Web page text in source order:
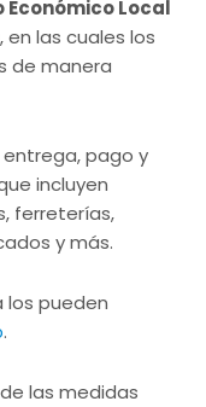
Local
las cuales los
de manera
pago y
incluyen
ferreterías,
y más.
los pueden
.
las medidas